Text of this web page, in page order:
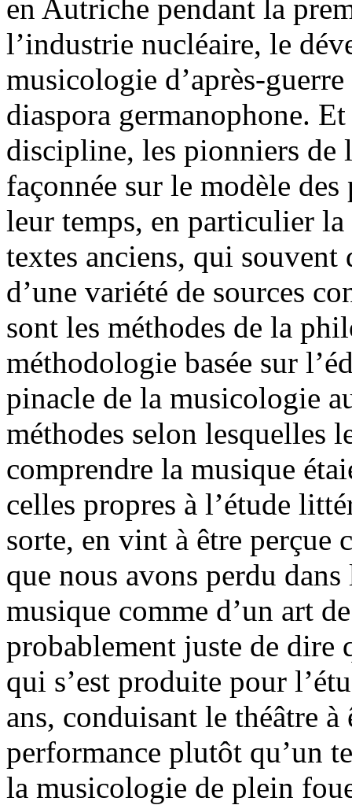
en Autriche pendant la
l’industrie nucléaire, le
musicologie d’après-
diaspora germanophone.
discipline, les pionniers de
façonnée sur le modèle
leur temps, en particulier
textes anciens, qui
d’une variété de sources
sont les méthodes de la
méthodologie basée sur
pinacle de la musicologie
méthodes selon lesquelles
comprendre la musique
celles propres à l’étude
sorte, en vint à être perçue
que nous avons perdu
musique comme d’un art
probablement juste de dire
qui s’est produite pour
ans, conduisant le théâtre
performance plutôt qu’un
la musicologie de plein